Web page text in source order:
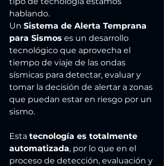
hablando.
Un Sistema de Alerta Temprana
para Sismos es un desarrollo
tecnológico que aprovecha el
tiempo de viaje de las ondas
sísmicas para detectar, evaluar y
tomar la decisión de alertar a zonas
que puedan estar en riesgo por un
sismo.
Esta tecnología es totalmente
automatizada, por lo que en el
proceso de detección, evaluación y